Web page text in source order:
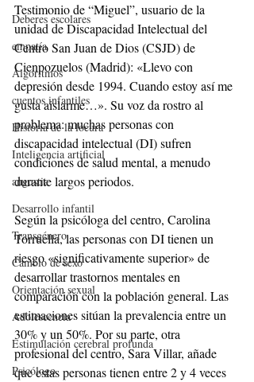
Deberes escolares
empatía
Algoritmos
cuentos infantiles
Historia de la locura
Inteligencia artificial
angustia
Desarrollo infantil
Transgénero
Cambio de sexo
Orientación sexual
Adolescencia
Estimulación cerebral profunda
Psicólogo
Testimonio de “Miguel”, usuario de la
unidad de Discapacidad Intelectual del
Centro San Juan de Dios (CSJD) de
Cienpozuelos (Madrid): «Llevo con
depresión desde 1994. Cuando estoy así me
gusta aislarme…». Su voz da rostro al
problema: muchas personas con
discapacidad intelectual (DI) sufren
condiciones de salud mental, a menudo
durante largos periodos.
Según la psicóloga del centro, Carolina
Torruella, las personas con DI tienen un
riesgo «significativamente superior» de
desarrollar trastornos mentales en
comparación con la población general. Las
estimaciones sitúan la prevalencia entre un
30% y un 50%. Por su parte, otra
profesional del centro, Sara Villar, añade
que estas personas tienen entre 2 y 4 veces